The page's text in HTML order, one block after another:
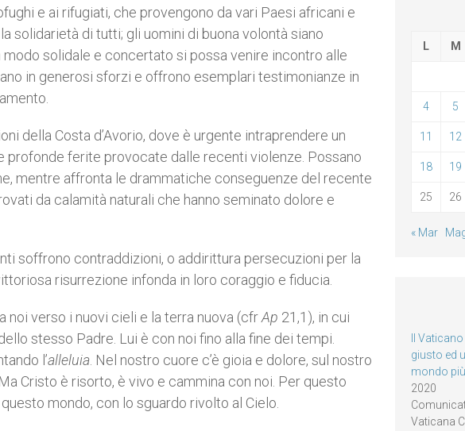
e ai rifugiati, che provengono da vari Paesi africani e
solidarietà di tutti; gli uomini di buona volontà siano
modo solidale e concertato si possa venire incontro alle
in generosi sforzi e offrono esemplari testimonianze in
della Costa d’Avorio, dove è urgente intraprendere un
ferite provocate dalle recenti violenze. Possano
mentre affronta le drammatiche conseguenze del recente
da calamità naturali che hanno seminato dolore e
soffrono contraddizioni, o addirittura persecuzioni per la
risurrezione infonda in loro coraggio e fiducia.
noi verso i nuovi cieli e la terra nuova (cfrAp 21,1), in cui
stesso Padre. Lui è con noi fino alla fine dei tempi.
l’alleluia . Nel nostro cuore c’è gioia e dolore, sul nostro
Cristo è risorto, è vivo e cammina con noi. Per questo
mondo, con lo sguardo rivolto al Cielo.
L M
4 5
11 12
18 19
25 26
« Mar
Il
giusto ed
mondo
2020
Vaticana